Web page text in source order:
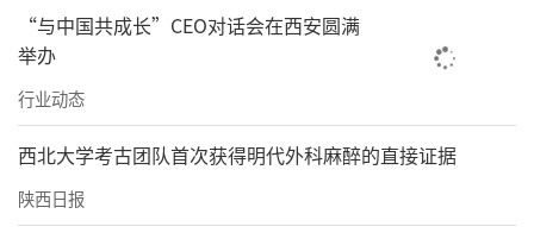
常态化的科普课堂，有效帮助老年学员纠正不
良饮食习惯、树立科学饮食观念。学员刘小丽
学习课程两个多月后收获满满：“以前早餐只
吃鸡蛋和稀饭，营养结构单一。听完课后，我
每天坚持喝奶、吃蛋、绿色蔬菜，饮食变得规
律健康。”
“与中国共成长”CEO对话会在西安圆满
举办
行业动态
西北大学考古团队首次获得明代外科麻醉的直接证据
陕西日报